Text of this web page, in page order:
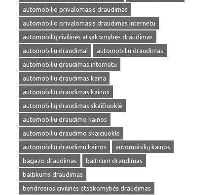
automobilio privalomasis draudimas
automobilio privalomasis draudimas internetu
automobilių civilinės atsakomybės draudimas
automobiliu draudimai
automobiliu draudimas
automobiliu draudimas internetu
automobiliu draudimas kaina
automobiliu draudimas kainos
automobilių draudimas skaičiuoklė
automobiliu draudimo kainos
automobiliu draudimo skaiciuokle
automobiliu draudimu kainos
automobilių kainos
bagazo draudimas
balticum draudimas
baltikums draudimas
bendrosios civilinės atsakomybės draudimas